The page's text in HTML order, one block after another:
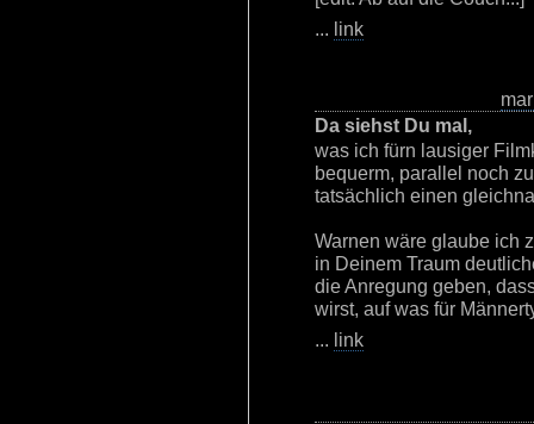
... link
Da siehst Du mal,
was ich fürn lausiger
bequerm, parallel noch
tatsächlich einen
Warnen wäre glaube ich
in Deinem Traum
die Anregung geben,
wirst, auf was für
... link